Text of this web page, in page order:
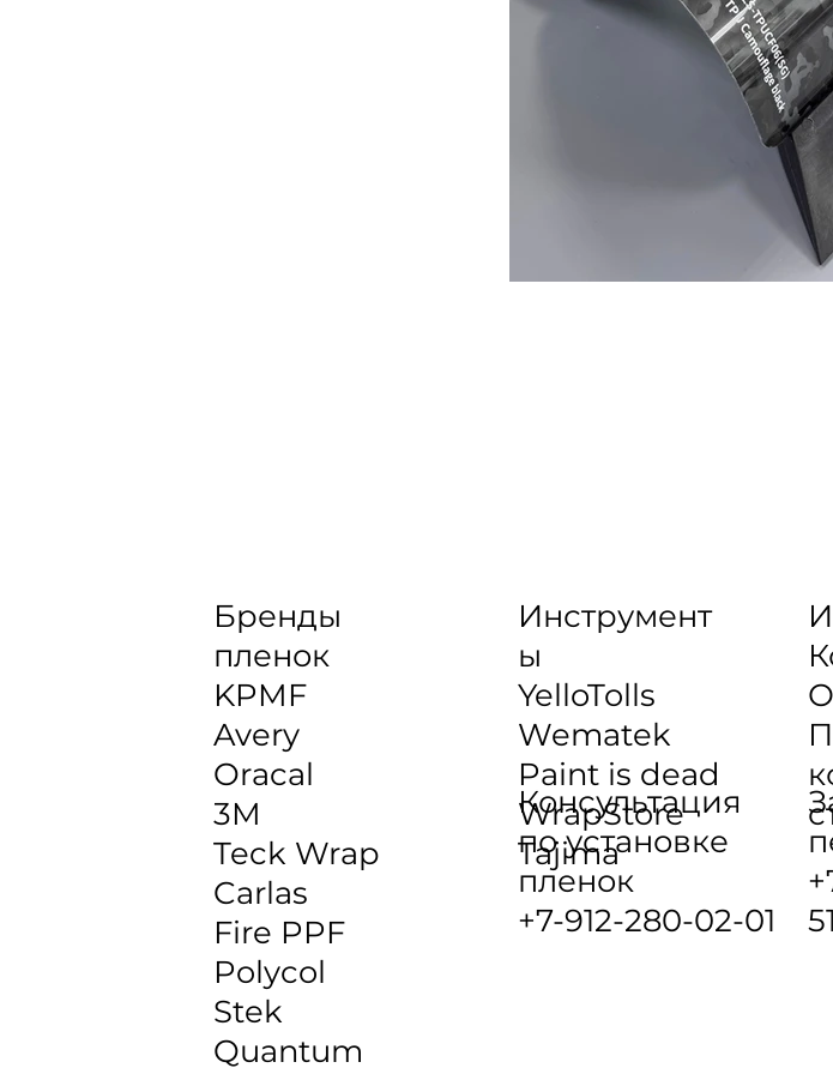
Бренды
пленок
KPMF
Avery
Oracal
3M
Teck Wrap
Carlas
Fire PPF
Polycol
Stek
Quantum
Инструмент
ы
YelloTolls
Wematek
Paint is dead
WrapStore
Tajima
Консультация
по установке
пленок
+7-912-280-02-01
51